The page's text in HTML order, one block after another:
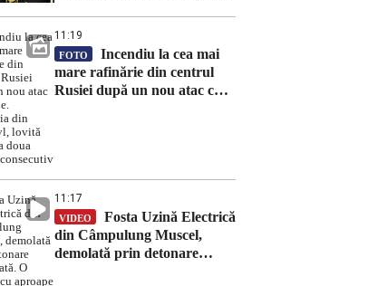
11:19
FOTO
Incendiu la cea mai
mare rafinărie din centrul
Rusiei după un nou atac cu
11:17
VIDEO
Fosta Uzină Electrică
din Câmpulung Muscel,
demolată prin detonare